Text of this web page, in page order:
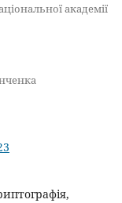
академії